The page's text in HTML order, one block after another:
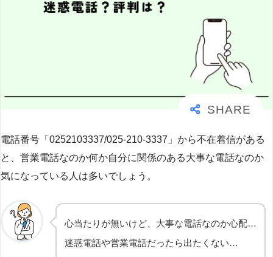
電話番号「0252103337/025-210-3337」から不在着信がある
と、営業電話なのか何か自分に関係のある大事な電話なのか
気になっている人は多いでしょう。
心当たりが無いけど、大事な電話なのか心配…
迷惑電話や営業電話だったら出たくない…